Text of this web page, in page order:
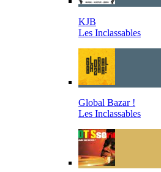
KJB
Les Inclassables
Global Bazar !
Les Inclassables